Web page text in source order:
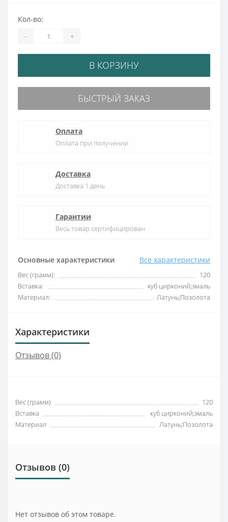
Основные характеристики Все характеристики
Вес (грамм):
120
Вставка:
куб цирконий;эмаль
Материал:
Латунь;Позолота
Кол-во:
- +
В КОРЗИНУ
БЫСТРЫЙ ЗАКАЗ
Оплата
Оплата при получении
Доставка
Доставка 1 день
Гарантии
Весь товар сертифицирован
Характеристики
Отзывов (0)
Вес (грамм)
120
Вставка
куб цирконий;эмаль
Материал
Латунь;Позолота
Отзывов (0)
Нет отзывов об этом товаре.